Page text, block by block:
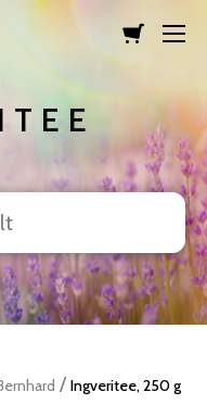
/ Ingveritee, 250 g